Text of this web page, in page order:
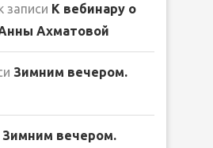
записи К вебинару о
Ахматовой
Зимним вечером.
Зимним вечером.